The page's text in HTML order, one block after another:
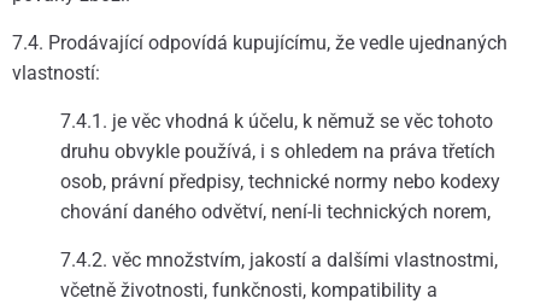
7.4. Prodávající odpovídá kupujícímu, že vedle ujednaných
vlastností:
7.4.1. je věc vhodná k účelu, k němuž se věc tohoto
druhu obvykle používá, i s ohledem na práva třetích
osob, právní předpisy, technické normy nebo kodexy
chování daného odvětví, není-li technických norem,
7.4.2. věc množstvím, jakostí a dalšími vlastnostmi,
včetně životnosti, funkčnosti, kompatibility a